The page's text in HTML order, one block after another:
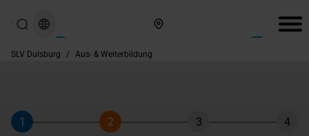
SLV Duisburg / Aus- & Weiterbildung
Schritt
1
Schritt
2
Schritt
3 4